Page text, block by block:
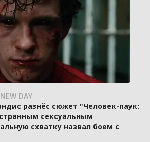
DAY
разнёс сюжет "Человек-паук:
сексуальным
схватку назвал боем с